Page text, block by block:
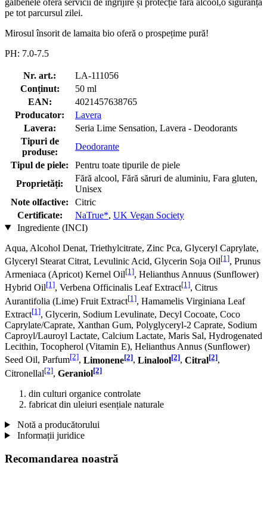
pe tot parcursul zilei.
Mirosul însorit de lamaita bio oferă o prospețime pură!
PH: 7.0-7.5
Nr. art.:
LA-111056
Conținut:
50 ml
EAN:
4021457638765
Producator:
Lavera
Lavera:
Seria Lime Sensation, Lavera - Deodorants
Tipuri de
produse:
Deodorante
Tipul de piele:
Pentru toate tipurile de piele
Proprietăți:
Fără alcool, Fără săruri de aluminiu, Fara gluten,
Unisex
Note olfactive:
Citric
Certificate:
NaTrue*, UK Vegan Society
Ingrediente (INCI)
Aqua, Alcohol Denat, Triethylcitrate, Zinc Pca, Glyceryl Caprylate,
Glyceryl Stearat Citrat, Levulinic Acid, Glycerin Soja Oil[1], Prunus
Armeniaca (Apricot) Kernel Oil[1], Helianthus Annuus (Sunflower)
Hybrid Oil[1], Verbena Officinalis Leaf Extract[1], Citrus
Aurantifolia (Lime) Fruit Extract[1], Hamamelis Virginiana Leaf
Extract[1], Glycerin, Sodium Levulinate, Decyl Cocoate, Coco
Caprylate/Caprate, Xanthan Gum, Polyglyceryl-2 Caprate, Sodium
Caproyl/Lauroyl Lactate, Calcium Lactate, Maris Sal, Hydrogenated
Lecithin, Tocopherol (Vitamin E), Helianthus Annus (Sunflower)
Seed Oil, Parfum[2], Limonene[2], Linalool[2], Citral[2],
Citronellal[2], Geraniol[2]
din culturi organice controlate
fabricat din uleiuri esențiale naturale
Notă a producătorului
Informații juridice
Recomandarea noastră